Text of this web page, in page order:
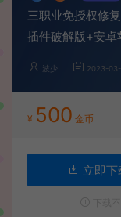
三职业免授权修
插件破解版+安
波少 2023-03-
¥ 500 金币
立即下